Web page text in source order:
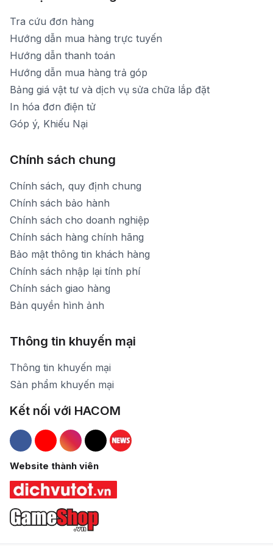
Tra cứu đơn hàng
Hướng dẫn mua hàng trực tuyến
Hướng dẫn thanh toán
Hướng dẫn mua hàng trả góp
Bảng giá vật tư và dịch vụ sửa chữa lắp đặt
In hóa đơn điện tử
Góp ý, Khiếu Nại
Chính sách chung
Chính sách, quy định chung
Chính sách bảo hành
Chính sách cho doanh nghiệp
Chính sách hàng chính hãng
Bảo mật thông tin khách hàng
Chính sách nhập lại tính phí
Chính sách giao hàng
Bản quyền hình ảnh
Thông tin khuyến mại
Thông tin khuyến mại
Sản phẩm khuyến mại
Kết nối với HACOM
Hacom Facebook
Hacom YouTube
Hacom Instagram
Hacom TikTok
Website thành viên